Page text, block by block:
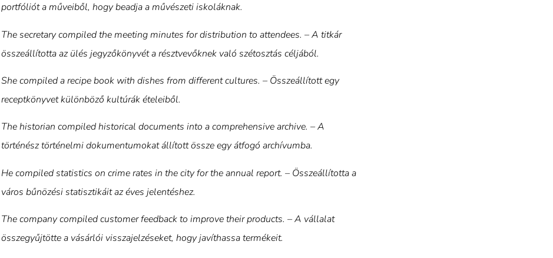
portfóliót a műveiből, hogy beadja a művészeti iskoláknak.
The secretary compiled the meeting minutes for distribution to attendees. – A titkár
összeállította az ülés jegyzőkönyvét a résztvevőknek való szétosztás céljából.
She compiled a recipe book with dishes from different cultures. – Összeállított egy
receptkönyvet különböző kultúrák ételeiből.
The historian compiled historical documents into a comprehensive archive. – A
történész történelmi dokumentumokat állított össze egy átfogó archívumba.
He compiled statistics on crime rates in the city for the annual report. – Összeállította a
város bűnözési statisztikáit az éves jelentéshez.
The company compiled customer feedback to improve their products. – A vállalat
összegyűjtötte a vásárlói visszajelzéseket, hogy javíthassa termékeit.